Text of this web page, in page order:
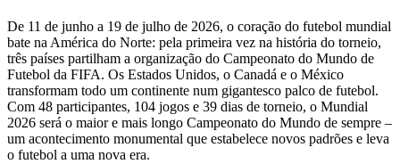
De 11 de junho a 19 de julho de 2026, o coração do futebol mundial
bate na América do Norte: pela primeira vez na história do torneio,
três países partilham a organização do Campeonato do Mundo de
Futebol da FIFA. Os Estados Unidos, o Canadá e o México
transformam todo um continente num gigantesco palco de futebol.
Com 48 participantes, 104 jogos e 39 dias de torneio, o Mundial
2026 será o maior e mais longo Campeonato do Mundo de sempre –
um acontecimento monumental que estabelece novos padrões e leva
o futebol a uma nova era.